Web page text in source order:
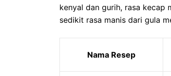
kenyal dan gurih, rasa kecap
sedikit rasa manis dari gula
Nama Resep